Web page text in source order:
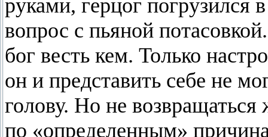
руками, герцог
вопрос с пьяной
бог весть кем. Только
он и представить себе не
голову. Но не возвращаться
по «определенным»